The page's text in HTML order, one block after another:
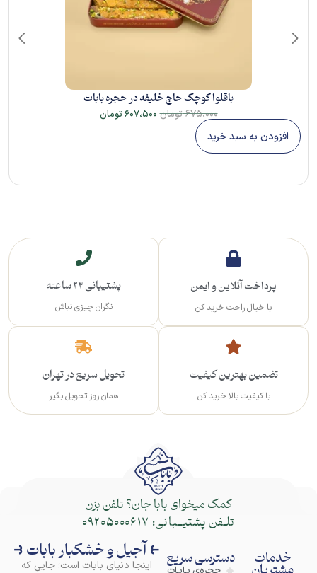
باقلوا کوچک حاج خلیفه در حجره بابات
۶۷۵،۰۰۰تومان ۶۰۷،۵۰۰ تومان
افزودن به سبد خرید
پرداخت آنلاین و ایمن
با خیال راحت خرید کن
پشتیبانی 24 ساعته
نگران چیزی نباش
تضمین بهترین کیفیت
با کیفیت بالا خرید کن
تحویل سریع در تهران
همان روز تحویل بگیر
کمک میخوای بابا جان؟ تلفن بزن
تلـفن پشتیــبانی: 09205000617
خدمات ⥼ آجیل و خشکبار بابات ⥽
اینجا دنیای بابات است؛ جایی که دسترسی سریع